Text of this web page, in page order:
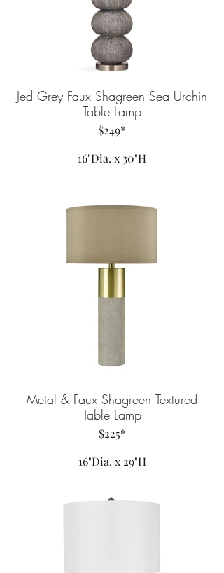
Jed Grey Faux Shagreen Sea Urchin
Table Lamp
$249*
16"Dia. x 30"H
Metal & Faux Shagreen Textured
Table Lamp
$225*
16"Dia. x 29"H